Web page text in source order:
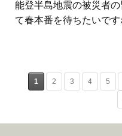
能登半島地震の被災者
て春本番を待ちたいです
1 2 3 4 5